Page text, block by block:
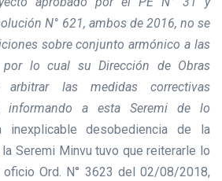
N° 621, ambos de 2016, no se
sobre conjunto armónico a las
lo cual su Dirección de Obras
arbitrar las medidas correctivas
informando a esta Seremi de lo
inexplicable desobediencia de la
Seremi Minvu tuvo que reiterarle lo
oficio Ord. N° 3623 del 02/08/2018,